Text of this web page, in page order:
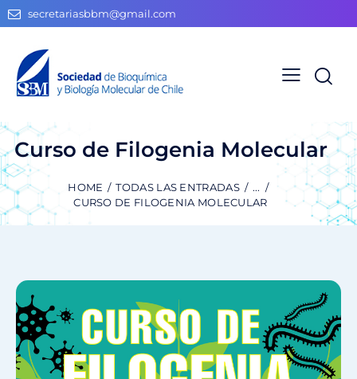
secretariasbbm@gmail.com
Curso de Filogenia Molecular
HOME TODAS LAS ENTRADAS
...
CURSO DE FILOGENIA MOLECULAR